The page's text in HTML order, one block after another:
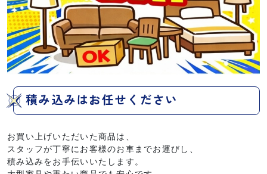
積み込みはお任せください
お買い上げいただいた商品は、
スタッフが丁寧にお客様のお車までお運びし、
積み込みをお手伝いいたします。